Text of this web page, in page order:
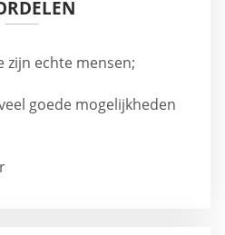
zijn echte mensen;
goede mogelijkheden